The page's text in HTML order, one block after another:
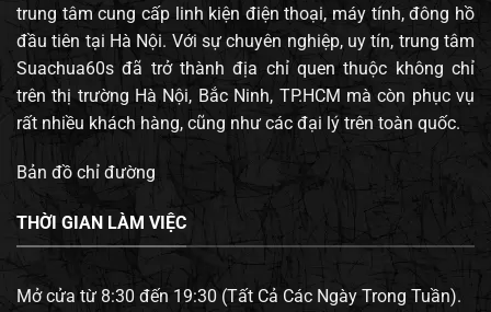
trung tâm cung cấp linh kiện điện thoại, máy tính, đông hồ
đầu tiên tại Hà Nội. Với sự chuyên nghiệp, uy tín, trung tâm
Suachua60s đã trở thành địa chỉ quen thuộc không chỉ
trên thị trường Hà Nội, Bắc Ninh, TP.HCM mà còn phục vụ
rất nhiều khách hàng, cũng như các đại lý trên toàn quốc.
Bản đồ chỉ đường
THỜI GIAN LÀM VIỆC
Mở cửa từ 8:30 đến 19:30 (Tất Cả Các Ngày Trong Tuần).